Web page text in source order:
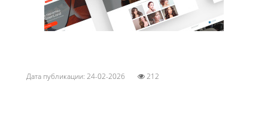
Дата публикации: 24-02-2026 212